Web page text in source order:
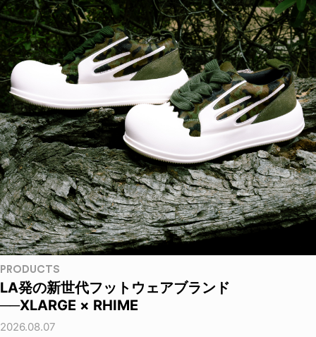
PRODUCTS
LA発の新世代フットウェアブランド
──XLARGE × RHIME
2026.08.07